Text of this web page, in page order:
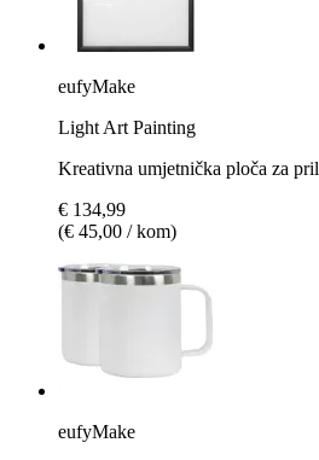
eufyMake
Light Art Painting
Kreativna umjetnička ploča za
€ 134,99
(€ 45,00 / kom)
eufyMake